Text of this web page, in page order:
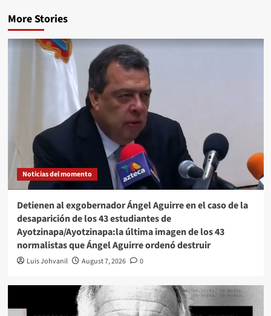
More Stories
Noticias del momento
Detienen al exgobernador Ángel Aguirre en el caso de la
desaparición de los 43 estudiantes de
Ayotzinapa/Ayotzinapa:la última imagen de los 43
normalistas que Ángel Aguirre ordenó destruir
Luis Johvanil August 7, 2026 0